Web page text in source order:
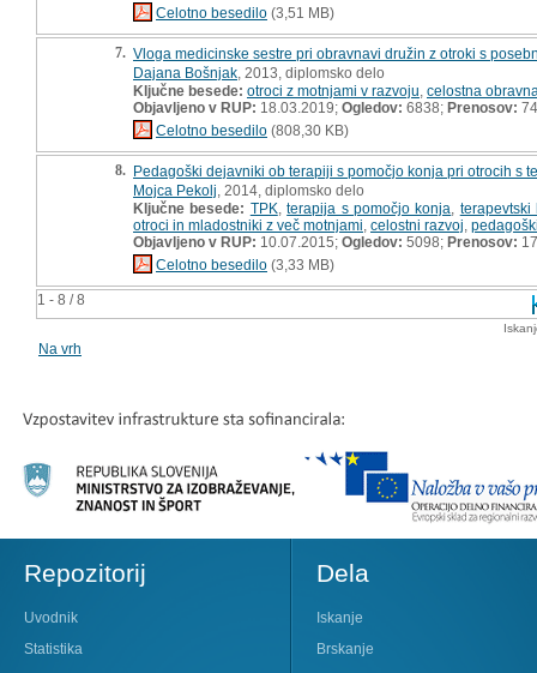
1 - 8 / 8
Celotno besedilo (3,51 MB)
7. Vloga medicinske sestre pri obravnavi družin z otroki s
Dajana Bošnjak , 2013, diplomsko delo
Ključne besede: otroci z motnjami v razvoju celostna
Objavljeno v RUP: 18.03.2019; Ogledov: 6838; Prenosov: 74
Celotno besedilo (808,30 KB)
8. Pedagoški dejavniki ob terapiji s pomočjo konja pri otrocih s
Mojca Pekolj , 2014, diplomsko delo
Ključne besede: TPK ,terapija s pomočjo konja
terapevtski
otroci in mladostniki z več motnjami celostni razvoj
Objavljeno v RUP: 10.07.2015; Ogledov: 5098; Prenosov:
Celotno besedilo (3,33 MB)
Na vrh
Repozitorij
Uvodnik
Statistika
Dela
Iskanje
Brskanje